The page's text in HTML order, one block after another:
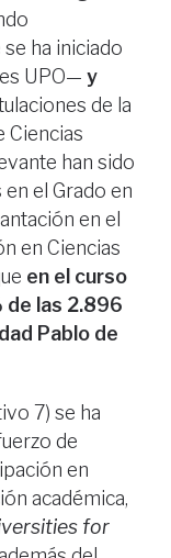
ha iniciado
UPO— y
de la
Ciencias
han sido
el Grado en
en el
en Ciencias
en el curso
de las 2.896
Pablo de
7) se ha
de
en
académica,
for